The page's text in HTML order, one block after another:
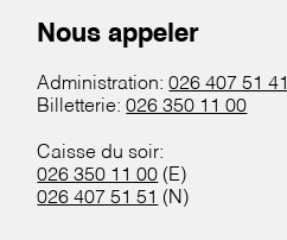
Nous appeler
Administration:026 407 51 41
Billetterie:026 350 11 00
Caisse du soir:
026 350 11 00 (E)
026 407 51 51 (N)